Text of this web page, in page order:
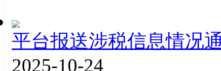
平台报送涉税信息情况
2025-10-24